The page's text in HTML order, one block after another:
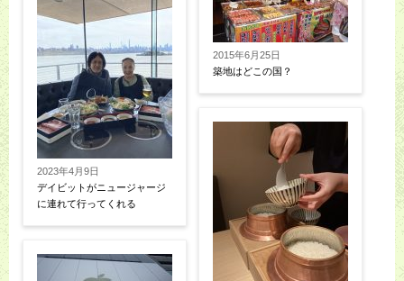
2023年4月9日
デイビットがニュージャージ
に連れて行ってくれる
2015年6月25日
築地はどこの国？